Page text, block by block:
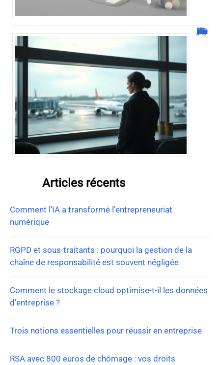
Combien de jour pour un décès d’un parent à l’étranger ?
Articles récents
Comment l’IA a transformé l’entrepreneuriat
numérique
RGPD et sous-traitants : pourquoi la gestion de la
chaîne de responsabilité est souvent négligée
Comment le stockage cloud optimise-t-il les données
d’entreprise ?
Trois notions essentielles pour réussir en entreprise
RSA avec 800 euros de chômage : vos droits